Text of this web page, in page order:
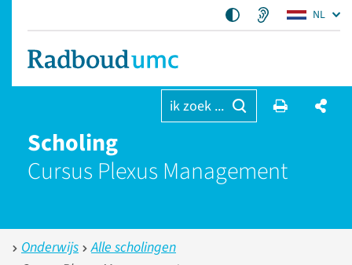
NL
ik zoek ...
Scholing
Cursus Plexus Management
Onderwijs
Alle scholingen